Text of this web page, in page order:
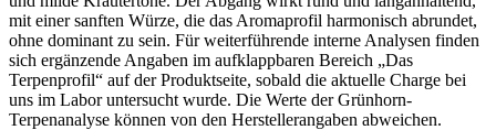
mit einer sanften Würze, die das Aromaprofil harmonisch abrundet,
ohne dominant zu sein. Für weiterführende interne Analysen finden
sich ergänzende Angaben im aufklappbaren Bereich „Das
Terpenprofil“ auf der Produktseite, sobald die aktuelle Charge bei
uns im Labor untersucht wurde. Die Werte der Grünhorn-
Terpenanalyse können von den Herstellerangaben abweichen.